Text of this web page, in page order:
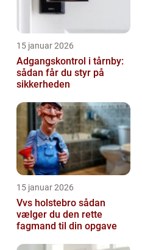
15 januar 2026
Adgangskontrol i tårnby:
sådan får du styr på
sikkerheden
15 januar 2026
Vvs holstebro sådan
vælger du den rette
fagmand til din opgave